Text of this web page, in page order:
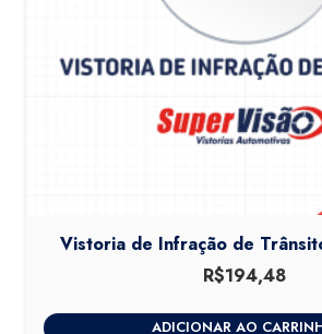
Vistoria de Infração de
R$194,48
ADICIONAR AO